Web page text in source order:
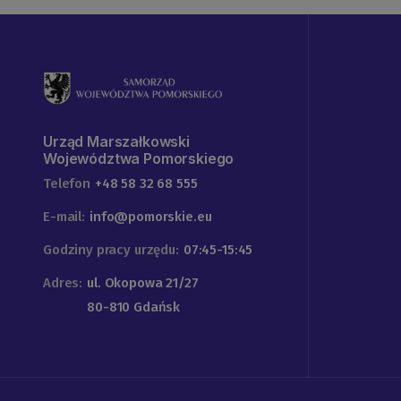
Urząd Marszałkowski
Województwa Pomorskiego
Telefon +48 58 32 68 555
E-mail: info@pomorskie.eu
Godziny pracy urzędu: 07:45-15:45
Adres: ul. Okopowa 21/27
80-810 Gdańsk